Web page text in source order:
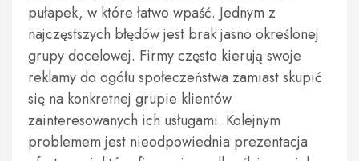
pułapek, w które łatwo wpaść. Jednym z
najczęstszych błędów jest brak jasno określonej
grupy docelowej. Firmy często kierują swoje
reklamy do ogółu społeczeństwa zamiast skupić
się na konkretnej grupie klientów
zainteresowanych ich usługami. Kolejnym
problemem jest nieodpowiednia prezentacja